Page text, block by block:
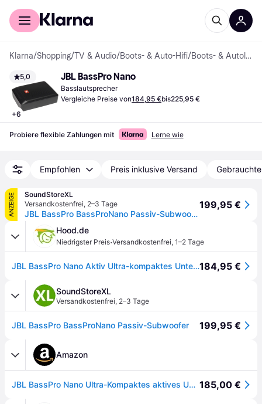
Für Shopper
Klarna/Shopping/TV & Audio/Boots- & Auto-Hifi/ Boots- & Autolautsprecher
5,0
+6
JBL BassPro Nano
Basslautsprecher
Vergleiche Preise von184,95 €bis225,95 €
Probiere flexible Zahlungen mit Lerne wie
Empfohlen Preis inklusive Versand
ANZEIGE
SoundStoreXL
Versandkostenfrei, 2–3 Tage
JBL BassPro BassProNano Passiv-Subwoofer
199,95 €
Hood.de
Niedrigster Preis·Versandkostenfrei, 1–2 Tage
JBL BassPro Nano Aktiv Ultra-kompaktes Unter Sitz Subwoofer-System 200 Watt184,95 €
SoundStoreXL
Versandkostenfrei, 2–3 Tage
JBL BassPro BassProNano Passiv-Subwoofer 199,95 €
Amazon
JBL BassPro Nano Ultra-Kompaktes aktives Untersitz Subwoofer Set 15 x 20 cm - 200 Watt Unter sitz Auto Subwoofer Aktiv, schwarz 185,00 €